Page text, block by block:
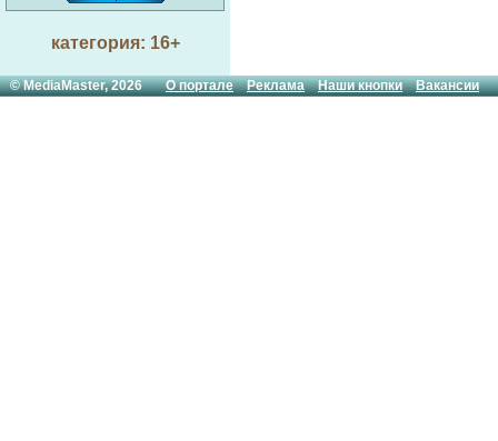
категория: 16+
© MediaMaster, 2026О портале Реклама Наши кнопки Вакансии